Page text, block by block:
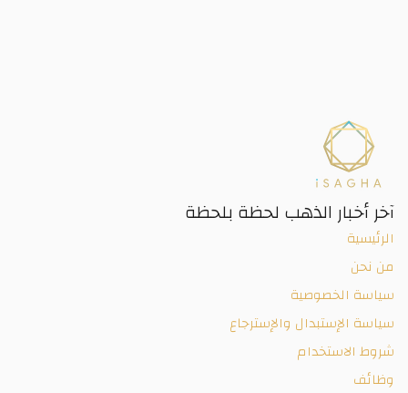
آخر أخبار الذهب لحظة بلحظة
الرئيسية
من نحن
سياسة الخصوصية
سياسة الإستبدال والإسترجاع
شروط الاستخدام
وظائف